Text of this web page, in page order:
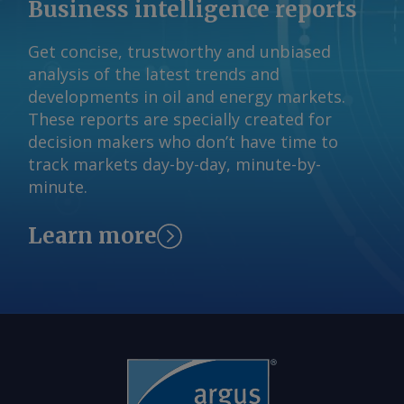
à alta concorrência pelo transporte nos
corredores de exportação e à
disponibilidade de veículos, resultando
em um gargalo logístico, já que a
colheita dessas áreas também precisa
ocorrer simultaneamente. As questões
climáticas continuam sendo uma
preocupação. O acúmulo de chuvas em
Mato Grosso durante novembro
desenvolvimento das lavouras. No
entanto, as chuvas permaneceram
colheita no segundo semestre de 2026.
Embora o Brasil espere uma produção
Business intelligence reports
Get concise, trustworthy and unbiased
analysis of the latest trends and
developments in oil and energy markets.
These reports are specially created for
decision makers who don’t have time to
track markets day-by-day, minute-by-
minute.
Learn more